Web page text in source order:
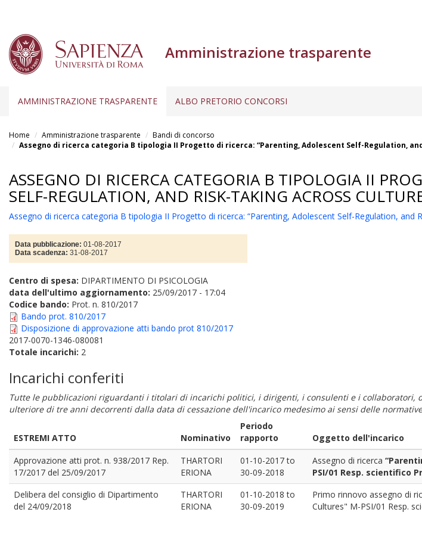
contenuto
Amministrazione trasparente
AMMINISTRAZIONE TRASPARENTE ALBO PRETORIO CONCORSI
Home Amministrazione trasparente
Bandi di concorso
Assegno di ricerca categoria B tipologia II Progetto di ricerca: “Parenting, Adolescent Self-Regulation,
ASSEGNO DI RICERCA CATEGORIA B TIPOLOGIA II
SELF-REGULATION, AND RISK-TAKING ACROSS
Assegno di ricerca categoria B tipologia II Progetto di ricerca: “Parenting, Adolescent Self-Regulation, and
Data pubblicazione: 01-08-2017
Data scadenza: 31-08-2017
Centro di spesa: DIPARTIMENTO DI PSICOLOGIA
data dell'ultimo aggiornamento: 25/09/2017 - 17:04
Codice bando: Prot. n. 810/2017
Bando prot. 810/2017
Disposizione di approvazione atti bando prot 810/2017
2017-0070-1346-080081
Totale incarichi: 2
Incarichi conferiti
Tutte le pubblicazioni riguardanti i titolari di incarichi politici, i dirigenti, i consulenti e i
ulteriore di tre anni decorrenti dalla data di cessazione dell'incarico medesimo ai sensi delle
ESTREMI ATTO Nominativo
Periodo
rapporto
Oggetto dell'incarico
Approvazione atti prot. n. 938/2017 Rep.
17/2017 del 25/09/2017
THARTORI
ERIONA
01-10-2017to
30-09-2018
Assegno di ricerca
PSI/01 Resp. scientifico
Delibera del consiglio di Dipartimento
del 24/09/2018
THARTORI
ERIONA
01-10-2018 to
30-09-2019
Primo rinnovo assegno di
Cultures" M-PSI/01 Resp.